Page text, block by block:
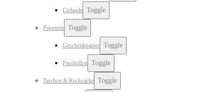
Girlande Toggle
Papeterie Toggle
Geschenkpapier Toggle
Passhüllen Toggle
Taschen & Rucksäcke Toggle